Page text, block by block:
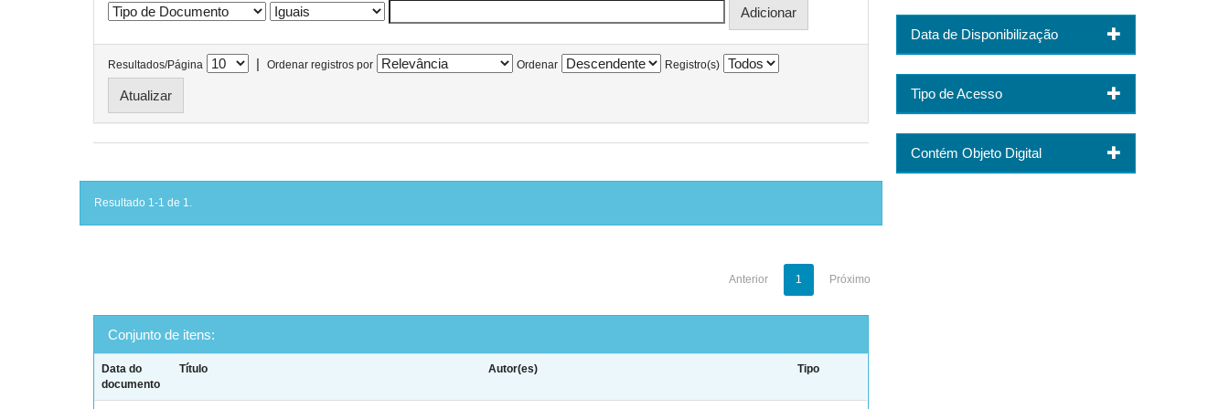
Resultados/Página | Ordenar registros por Ordenar Registro(s)
Resultado 1-1 de 1.
Anterior 1 Próximo
Conjunto de itens:
Data do
documento
Título Autor(es) Tipo
Data de Disponibilização
Tipo de Acesso
Contém Objeto Digital